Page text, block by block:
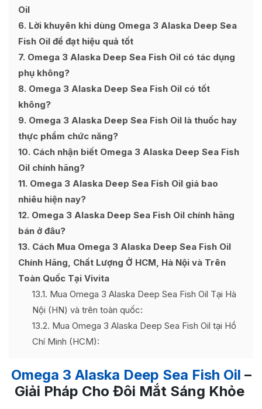
Oil
6 Lời khuyên khi dùng Omega 3 Alaska Deep Sea
Fish Oil để đạt hiệu quả tốt
7 Omega 3 Alaska Deep Sea Fish Oil có tác dụng
phụ không?
8 Omega 3 Alaska Deep Sea Fish Oil có tốt
không?
9 Omega 3 Alaska Deep Sea Fish Oil là thuốc hay
thực phẩm chức năng?
10 Cách nhận biết Omega 3 Alaska Deep Sea Fish
Oil chính hãng?
11 Omega 3 Alaska Deep Sea Fish Oil giá bao
nhiêu hiện nay?
12 Omega 3 Alaska Deep Sea Fish Oil chính hãng
bán ở đâu?
13 Cách Mua Omega 3 Alaska Deep Sea Fish Oil
Chính Hãng, Chất Lượng Ở HCM, Hà Nội và Trên
Toàn Quốc Tại Vivita
13.1 Mua Omega 3 Alaska Deep Sea Fish Oil Tại Hà
Nội (HN) và trên toàn quốc:
13.2 Mua Omega 3 Alaska Deep Sea Fish Oil tại Hồ
Chí Minh (HCM):
Omega 3 Alaska Deep Sea Fish Oil –
Giải Pháp Cho Đôi Mắt Sáng Khỏe